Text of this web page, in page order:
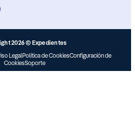
2026 © Expedientes
LegalPolítica de CookiesConfiguración de
CookiesSoporte